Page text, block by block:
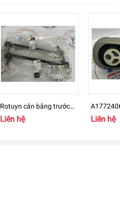
Rotuyn cân bằng trước
Mercedes-Benz GLB 200
- A2473204200
Liên hệ
chân
GLB
Liên hệ